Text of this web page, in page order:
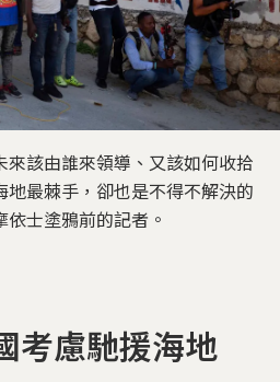
該由誰來領導、又該如何收拾
最棘手，卻也是不得不解決的
士塗鴉前的記者。
考慮馳援海地